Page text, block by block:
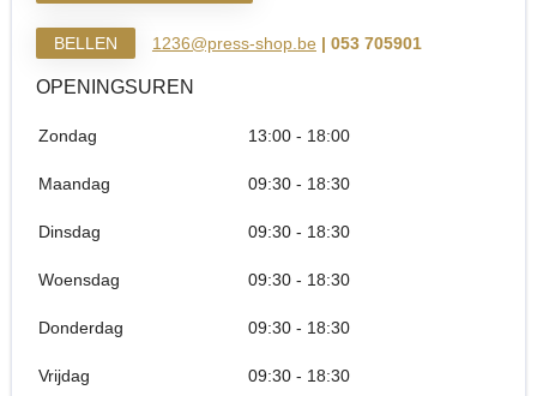
BELLEN 1236@press-shop.be | 053 705901
OPENINGSUREN
Zondag 13:00 - 18:00
Maandag 09:30 - 18:30
Dinsdag 09:30 - 18:30
Woensdag 09:30 - 18:30
Donderdag 09:30 - 18:30
Vrijdag 09:30 - 18:30